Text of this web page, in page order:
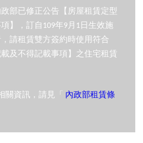
部已修正公告【房屋租賃定型
】，訂自109年9月1日生效施
請租賃雙方簽約時使用符合
及不得記載事項】之住宅租賃
關資訊，請見「 內政部租賃條